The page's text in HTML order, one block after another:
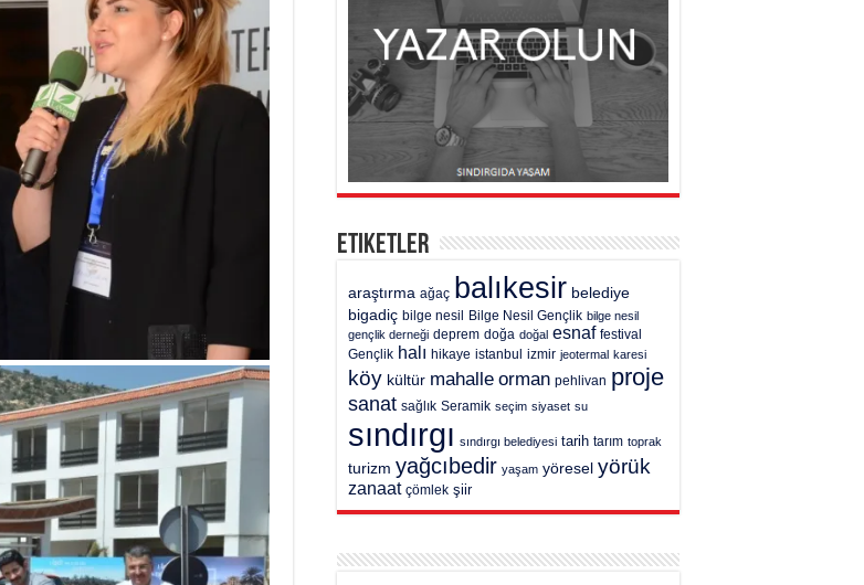
Etiketler
araştırma ağaç balıkesir belediye
bigadiç bilge nesil Bilge Nesil Gençlik bilge nesil
gençlik derneği deprem doğa doğal esnaf festival
Gençlik halı hikaye istanbul izmir jeotermal karesi
köy kültür mahalle orman pehlivan proje
sanat sağlık Seramik seçim siyaset su
sındırgı sındırgı belediyesi tarih tarım toprak
turizm yağcıbedir yaşam yöresel yörük
zanaat çömlek şiir